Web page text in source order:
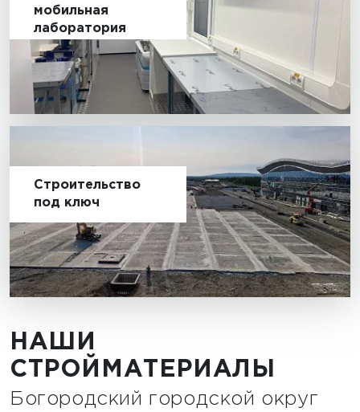
мобильная
лаборатория
Строительство
под ключ
НАШИ
СТРОЙМАТЕРИАЛЫ
Богородский городской округ